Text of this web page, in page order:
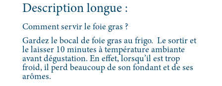
Description longue :
Comment servir le foie gras ?
Gardez le bocal de foie gras au frigo. Le sortir et
le laisser 10 minutes à température ambiante
avant dégustation. En effet, lorsqu’il est trop
froid, il perd beaucoup de son fondant et de ses
arômes.